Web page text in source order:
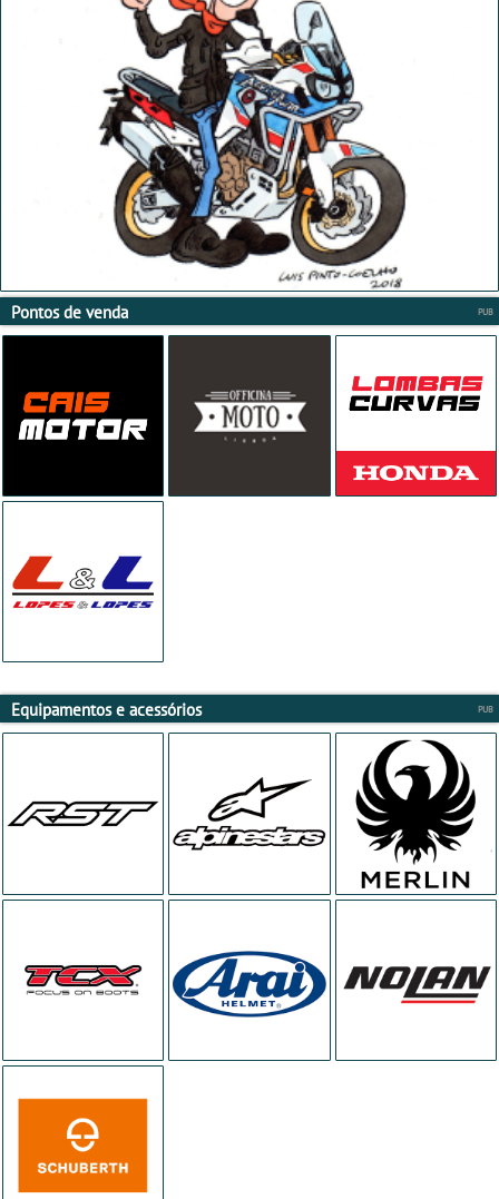
Pontos de venda
Equipamentos e acessórios